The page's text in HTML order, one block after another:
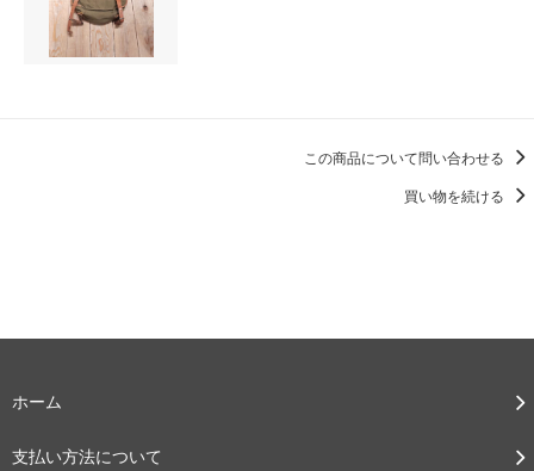
この商品について問い合わせる
買い物を続ける
ホーム
支払い方法について